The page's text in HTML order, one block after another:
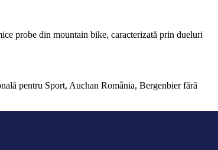
probe din mountain bike, caracterizată prin dueluri
pentru Sport, Auchan România, Bergenbier fără